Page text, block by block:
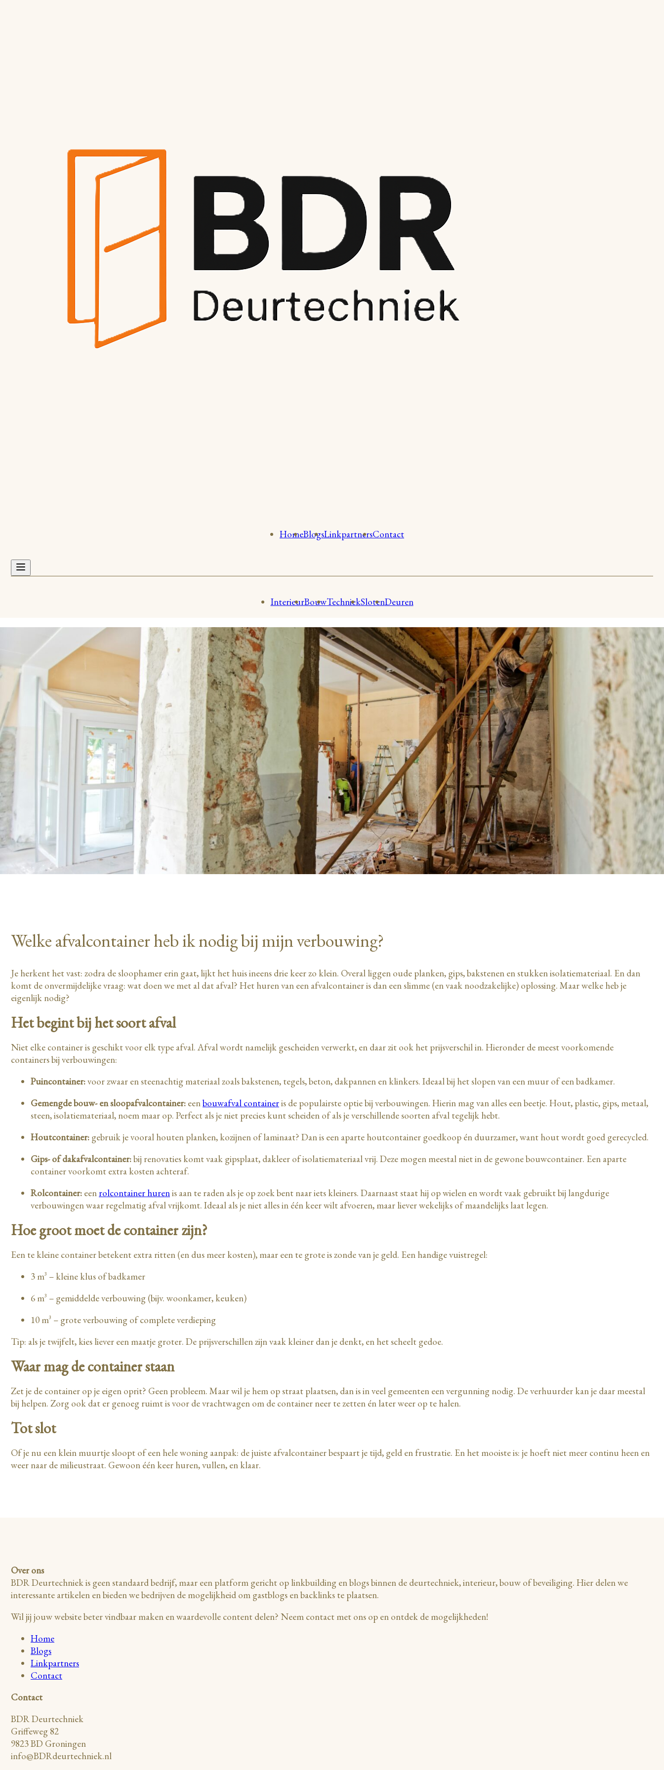
HomeBlogsLinkpartnersContact
InterieurBouwTechniekSlotenDeuren
Welke afvalcontainer heb ik nodig bij mijn verbouwing?
Je herkent het vast: zodra de sloophamer erin gaat, lijkt het huis ineens drie keer zo klein. Overal liggen oude planken, gips, bakstenen en stukken isolatiemateriaal. En dan
komt de onvermijdelijke vraag: wat doen we met al dat afval? Het huren van een afvalcontainer is dan een slimme (en vaak noodzakelijke) oplossing. Maar welke heb je
eigenlijk nodig?
Het begint bij het soort afval
Niet elke container is geschikt voor elk type afval. Afval wordt namelijk gescheiden verwerkt, en daar zit ook het prijsverschil in. Hieronder de meest voorkomende
containers bij verbouwingen:
Puincontainer:voor zwaar en steenachtig materiaal zoals bakstenen, tegels, beton, dakpannen en klinkers. Ideaal bij het slopen van een muur of een badkamer.
Gemengde bouw- en sloopafvalcontainer: eenbouwafval containeris de populairste optie bij verbouwingen. Hierin mag van alles een beetje. Hout, plastic, gips, metaal,
steen, isolatiemateriaal, noem maar op. Perfect als je niet precies kunt scheiden of als je verschillende soorten afval tegelijk hebt.
Houtcontainer: gebruik je vooral houten planken, kozijnen of laminaat? Dan is een aparte houtcontainer goedkoop én duurzamer, want hout wordt goed gerecycled.
Gips- of dakafvalcontainer:bij renovaties komt vaak gipsplaat, dakleer of isolatiemateriaal vrij. Deze mogen meestal niet in de gewone bouwcontainer. Een aparte
container voorkomt extra kosten achteraf.
Rolcontainer: een rolcontainer hurenis aan te raden als je op zoek bent naar iets kleiners. Daarnaast staat hij op wielen en wordt vaak gebruikt bij langdurige
verbouwingen waar regelmatig afval vrijkomt. Ideaal als je niet alles in één keer wilt afvoeren, maar liever wekelijks of maandelijks laat legen.
Hoe groot moet de container zijn?
Een te kleine container betekent extra ritten (en dus meer kosten), maar een te grote is zonde van je geld. Een handige vuistregel:
3 m³ – kleine klus of badkamer
6 m³ – gemiddelde verbouwing (bijv. woonkamer, keuken)
10 m³ – grote verbouwing of complete verdieping
Tip: als je twijfelt, kies liever een maatje groter. De prijsverschillen zijn vaak kleiner dan je denkt, en het scheelt gedoe.
Waar mag de container staan
Zet je de container op je eigen oprit? Geen probleem. Maar wil je hem op straat plaatsen, dan is in veel gemeenten een vergunning nodig. De verhuurder kan je daar meestal
bij helpen. Zorg ook dat er genoeg ruimt is voor de vrachtwagen om de container neer te zetten én later weer op te halen.
Tot slot
Of je nu een klein muurtje sloopt of een hele woning aanpak: de juiste afvalcontainer bespaart je tijd, geld en frustratie. En het mooiste is: je hoeft niet meer continu heen en
weer naar de milieustraat. Gewoon één keer huren, vullen, en klaar.
Over ons
BDR Deurtechniek is geen standaard bedrijf, maar een platform gericht op linkbuilding en blogs binnen de deurtechniek, interieur, bouw of beveiliging. Hier delen we
interessante artikelen en bieden we bedrijven de mogelijkheid om gastblogs en backlinks te plaatsen.
Wil jij jouw website beter vindbaar maken en waardevolle content delen? Neem contact met ons op en ontdek de mogelijkheden!
Home
Blogs
Linkpartners
Contact
Contact
BDR Deurtechniek
Griffeweg 82
9823 BD Groningen
info@BDRdeurtechniek.nl